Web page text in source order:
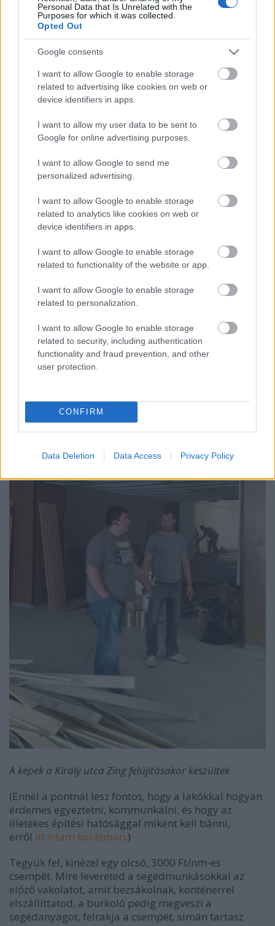
Personal Data that Is Unrelated with the
Purposes for which it was collected.
Opted Out
Google consents
I want to allow Google to enable storage
related to advertising like cookies on web or
device identifiers in apps.
I want to allow my user data to be sent to
Google for online advertising purposes.
I want to allow Google to send me
personalized advertising.
I want to allow Google to enable storage
related to analytics like cookies on web or
device identifiers in apps.
I want to allow Google to enable storage
related to functionality of the website or app.
I want to allow Google to enable storage
related to personalization.
I want to allow Google to enable storage
related to security, including authentication
functionality and fraud prevention, and other
user protection.
CONFIRM
Data Deletion Data Access Privacy Policy
A képek a Király utca Zing felújításakor készültek
(Ennél a pontnál lesz fontos, hogy a lakókkal hogyan
érdemes egyeztetni, kommunkálni, és hogy az
illetékes építési hatósággal miként kell bánni,
erről itt írtam korábban.)
Tegyük fel, kinézel egy olcsó, 3000 Ft/nm-es
csempét. Mire levereted a segédmunkásokkal az
előző vakolatot, amit bezsákolnak, konténerrel
elszállíttatod, a burkoló pedig megveszi a
segédanyagot, felrakja a csempét, simán tartasz